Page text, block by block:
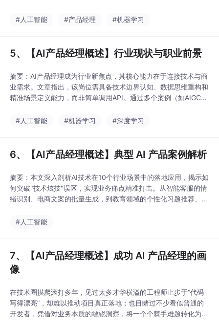
#人工智能 #产品经理 #机器学习
5、【AI产品经理概述】行业现状与职业前景
摘要：AI产品经理成为行业新焦点，其核心能力在于连接技术与商
业需求。文章指出，该岗位需具备技术边界认知、数据思维重构和
精准场景定义能力，而非简单调用API。通过多个案例（如AIGC辅
术先进。同时强调AI项目需建立多元化评估体系，平衡性能与成
#人工智能 #机器学习 #深度学习
6、【AI产品经理概述】典型 AI 产品案例解析
摘要：本文深入剖析AI技术在10个行业场景中的落地应用，揭示如
何突破"技术炫技"误区，实现业务痛点精准打击。从智能客服的情
绪识别、电商文案的批量生成，到教育领域的个性化习题推荐、医
轮驱动，将重复劳动智能化、决策过程数据化。特别强调技术迁移
#人工智能
7、【AI产品经理概述】成功 AI 产品经理的画
像
在技术圈摸爬滚打多年，见过太多才华横溢的工程师止步于“代码
写得漂亮”，却难以推动项目真正落地；也目睹过不少看似普通的
开发者，凭借对业务本质的敏锐洞察，将一个个棘手难题转化为产